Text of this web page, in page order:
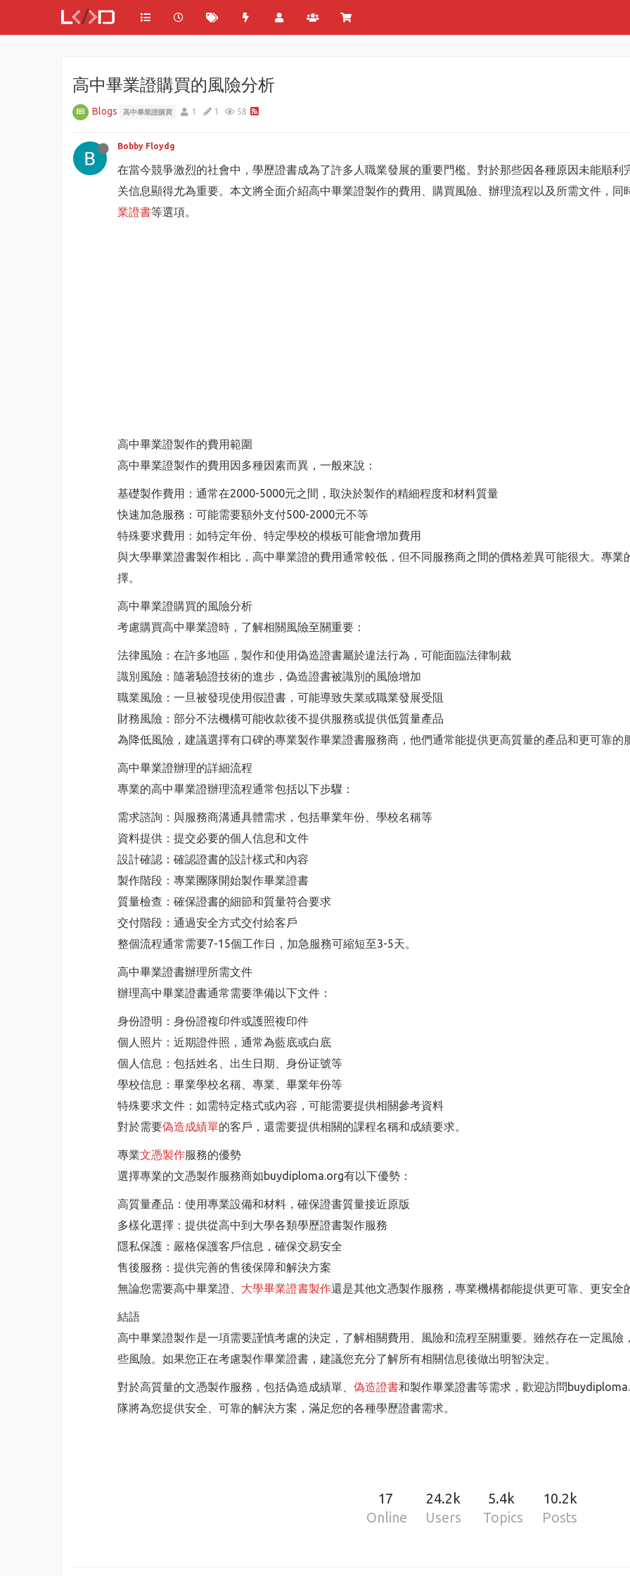
高中畢業證購買的風險分析
Blogs 高中畢業證購買 1 1 58
Bobby Floydg
在當今競爭激烈的社會中，學歷證書成為了許多人職業發展的重要門檻。對於那些因各種原因未能順
关信息顯得尤為重要。本文將全面介紹高中畢業證製作的費用、購買風險、辦理流程以及所需文件，
業證書等選項。
高中畢業證製作的費用範圍
高中畢業證製作的費用因多種因素而異，一般來說：
基礎製作費用：通常在2000-5000元之間，取決於製作的精細程度和材料質量
快速加急服務：可能需要額外支付500-2000元不等
特殊要求費用：如特定年份、特定學校的模板可能會增加費用
與大學畢業證書製作相比，高中畢業證的費用通常較低，但不同服務商之間的價格差異可能很大。專
擇。
高中畢業證購買的風險分析
考慮購買高中畢業證時，了解相關風險至關重要：
法律風險：在許多地區，製作和使用偽造證書屬於違法行為，可能面臨法律制裁
識別風險：隨著驗證技術的進步，偽造證書被識別的風險增加
職業風險：一旦被發現使用假證書，可能導致失業或職業發展受阻
財務風險：部分不法機構可能收款後不提供服務或提供低質量產品
為降低風險，建議選擇有口碑的專業製作畢業證書服務商，他們通常能提供更高質量的產品和更可靠的
高中畢業證辦理的詳細流程
專業的高中畢業證辦理流程通常包括以下步驟：
需求諮詢：與服務商溝通具體需求，包括畢業年份、學校名稱等
資料提供：提交必要的個人信息和文件
設計確認：確認證書的設計樣式和內容
製作階段：專業團隊開始製作畢業證書
質量檢查：確保證書的細節和質量符合要求
交付階段：通過安全方式交付給客戶
整個流程通常需要7-15個工作日，加急服務可縮短至3-5天。
高中畢業證書辦理所需文件
辦理高中畢業證書通常需要準備以下文件：
身份證明：身份證複印件或護照複印件
個人照片：近期證件照，通常為藍底或白底
個人信息：包括姓名、出生日期、身份证號等
學校信息：畢業學校名稱、專業、畢業年份等
特殊要求文件：如需特定格式或內容，可能需要提供相關參考資料
對於需要偽造成績單的客戶，還需要提供相關的課程名稱和成績要求。
專業文憑製作服務的優勢
選擇專業的文憑製作服務商如buydiploma.org有以下優勢：
高質量產品：使用專業設備和材料，確保證書質量接近原版
多樣化選擇：提供從高中到大學各類學歷證書製作服務
隱私保護：嚴格保護客戶信息，確保交易安全
售後服務：提供完善的售後保障和解決方案
無論您需要高中畢業證、 大學畢業證書製作還是其他文憑製作服務，專業機構都能提供更可靠、更安全
結語
高中畢業證製作是一項需要謹慎考慮的決定，了解相關費用、風險和流程至關重要。雖然存在一定風
些風險。如果您正在考慮製作畢業證書，建議您充分了解所有相關信息後做出明智決定。
對於高質量的文憑製作服務，包括偽造成績單、 偽造證書和製作畢業證書等需求，歡迎訪問
隊將為您提供安全、可靠的解決方案，滿足您的各種學歷證書需求。
17
Online
24.2k
Users
5.4k
Topics
10.2k
Posts